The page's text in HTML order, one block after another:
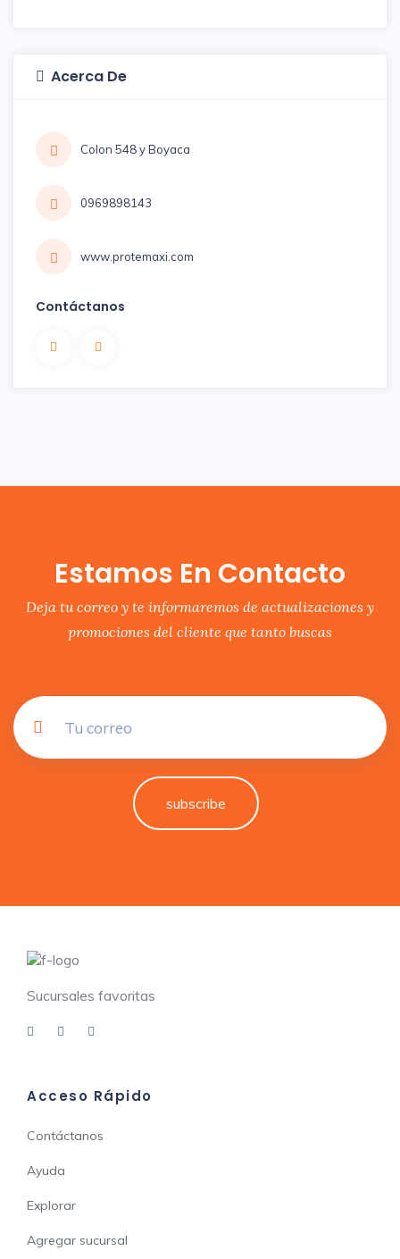
Acerca De
Colon 548 y Boyaca
0969898143
www.protemaxi.com
Contáctanos
Estamos En Contacto
Deja tu correo y te informaremos de actualizaciones y
promociones del cliente que tanto buscas
subscribe
Sucursales favoritas
Acceso Rápido
Contáctanos
Ayuda
Explorar
Agregar sucursal